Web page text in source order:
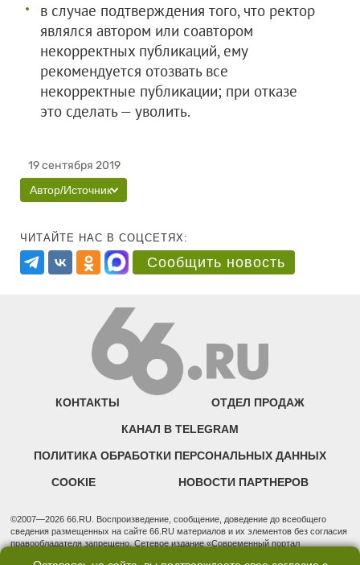
в случае подтверждения того, что ректор
являлся автором или соавтором
некорректных публикаций, ему
рекомендуется отозвать все
некорректные публикации; при отказе
это сделать — уволить.
19 сентября 2019
Автор/Источник
ЧИТАЙТЕ НАС В СОЦСЕТЯХ:
Сообщить новость
КОНТАКТЫ ОТДЕЛ ПРОДАЖ
КАНАЛ В TELEGRAM
ПОЛИТИКА ОБРАБОТКИ ПЕРСОНАЛЬНЫХ ДАННЫХ
COOKIE НОВОСТИ ПАРТНЕРОВ
©2007—2026 66.RU. Воспроизведение, сообщение, доведение до всеобщего
сведения размещенных на сайте 66.RU материалов и их элементов без согласия
правообладателя запрещено. Сетевое издание «Современный портал